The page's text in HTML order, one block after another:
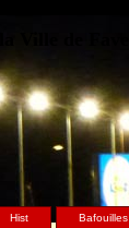
Hist Bafouilles